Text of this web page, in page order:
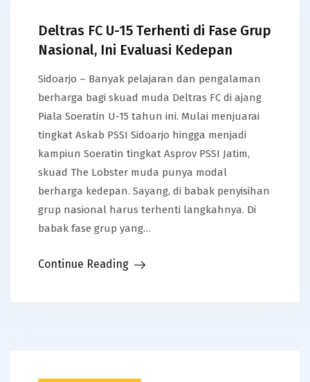
Deltras FC U-15 Terhenti di Fase Grup
Nasional, Ini Evaluasi Kedepan
Sidoarjo – Banyak pelajaran dan pengalaman
berharga bagi skuad muda Deltras FC di ajang
Piala Soeratin U-15 tahun ini. Mulai menjuarai
tingkat Askab PSSI Sidoarjo hingga menjadi
kampiun Soeratin tingkat Asprov PSSI Jatim,
skuad The Lobster muda punya modal
berharga kedepan. Sayang, di babak penyisihan
grup nasional harus terhenti langkahnya. Di
babak fase grup yang…
Continue Reading